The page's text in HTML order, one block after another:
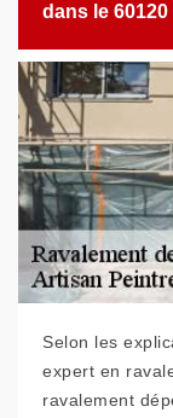
dans le 60120
Selon les
expert en
ravalement